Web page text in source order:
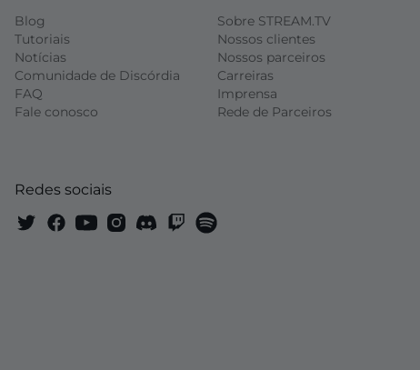
Blog
Tutoriais
Notícias
Comunidade de Discórdia
FAQ
Fale conosco
Redes sociais
Sobre STREAM.TV
Nossos clientes
Nossos parceiros
Carreiras
Imprensa
Rede de Parceiros